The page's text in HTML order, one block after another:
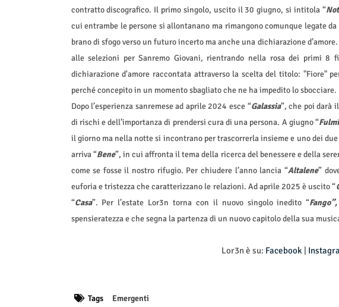
contratto discografico. Il primo singolo, uscito il 30 giugno, si intitola “
cui entrambe le persone si allontanano ma rimangono comunque legate
brano di sfogo verso un futuro incerto ma anche una dichiarazione
alle selezioni per Sanremo Giovani, rientrando nella rosa dei primi 8
dichiarazione d'amore raccontata attraverso la scelta del titolo: "Fiore"
perché concepito in un momento sbagliato che ne ha impedito lo sbocciare.
Dopo l’esperienza sanremese ad aprile 2024 esce “Galassia”, che poi darà
di rischi e dell’importanza di prendersi cura di una persona. A giugno “
il giorno ma nella notte si incontrano per trascorrerla insieme e uno dei
arriva “Bene”, in cui affronta il tema della ricerca del benessere e della
come se fosse il nostro rifugio. Per chiudere l’anno lancia “Altalene”
euforia e tristezza che caratterizzano le relazioni. Ad aprile 2025 è uscito “
“Casa”. Per l’estate Lor3n torna con il nuovo singolo inedito “Fango”,
spensieratezza e che segna la partenza di un nuovo capitolo della sua
Lor3n è su: Facebook |
Tags Emergenti